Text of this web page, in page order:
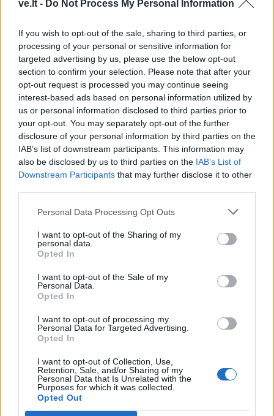
ve.lt - Do Not Process My Personal Information
If you wish to opt-out of the sale, sharing to third parties, or
processing of your personal or sensitive information for
targeted advertising by us, please use the below opt-out
section to confirm your selection. Please note that after your
opt-out request is processed you may continue seeing
interest-based ads based on personal information utilized by
us or personal information disclosed to third parties prior to
your opt-out. You may separately opt-out of the further
disclosure of your personal information by third parties on the
IAB’s list of downstream participants. This information may
also be disclosed by us to third parties on the IAB’s List of
Downstream Participants that may further disclose it to other
Personal Data Processing Opt Outs
I want to opt-out of the Sharing of my
personal data.
Opted In
I want to opt-out of the Sale of my
Personal Data.
Opted In
I want to opt-out of processing my
Personal Data for Targeted Advertising.
Opted In
I want to opt-out of Collection, Use,
Retention, Sale, and/or Sharing of my
Personal Data that Is Unrelated with the
Purposes for which it was collected.
Opted Out
TAIP PAT SKAITYKITE
Žmonės
Ingos Valinskienės 60-
metis – kupinas
ekstremalių patirčių:
Arūnas papasakojo, kuo
Žmonės
Mirė filme „Žmogus
voras“ sužibėjusi aktorė
Žmonės
Meghan Markle parodė,
kaip atrodė vaikystėje
(nuotrauka)
Žmonės
nustebino: parodė naują
mylimąjį?